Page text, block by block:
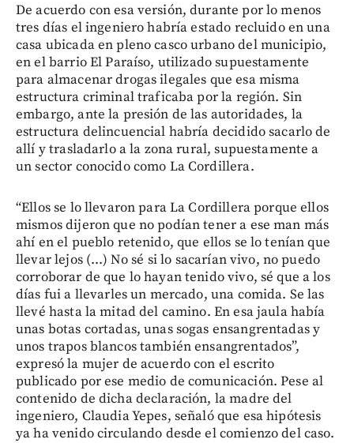
De acuerdo con esa versión, durante por lo menos
tres días el ingeniero habría estado recluido en una
casa ubicada en pleno casco urbano del municipio,
en el barrio El Paraíso, utilizado supuestamente
para almacenar drogas ilegales que esa misma
estructura criminal traficaba por la región. Sin
embargo, ante la presión de las autoridades, la
estructura delincuencial habría decidido sacarlo de
allí y trasladarlo a la zona rural, supuestamente a
un sector conocido como La Cordillera.
“Ellos se lo llevaron para La Cordillera porque ellos
mismos dijeron que no podían tener a ese man más
ahí en el pueblo retenido, que ellos se lo tenían que
llevar lejos (...) No sé si lo sacarían vivo, no puedo
corroborar de que lo hayan tenido vivo, sé que a los
días fui a llevarles un mercado, una comida. Se las
llevé hasta la mitad del camino. En esa jaula había
unas botas cortadas, unas sogas ensangrentadas y
unos trapos blancos también ensangrentados”,
expresó la mujer de acuerdo con el escrito
publicado por ese medio de comunicación. Pese al
contenido de dicha declaración, la madre del
ingeniero, Claudia Yepes, señaló que esa hipótesis
ya ha venido circulando desde el comienzo del caso.